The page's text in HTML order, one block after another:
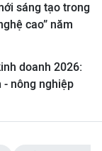
sáng tạo trong
cao” năm
doanh 2026:
- nông nghiệp